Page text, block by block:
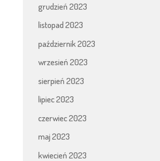
grudzień 2023
listopad 2023
październik 2023
wrzesień 2023
sierpień 2023
lipiec 2023
czerwiec 2023
maj 2023
kwiecień 2023